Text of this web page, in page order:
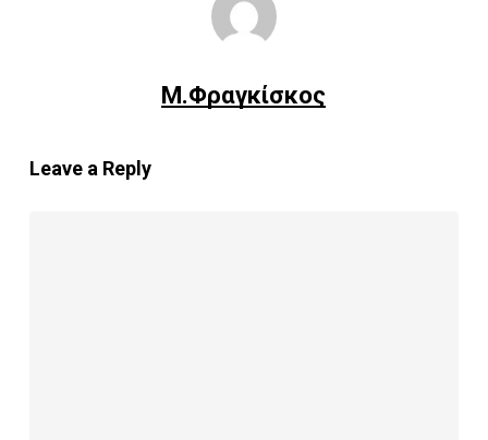
Μ.Φραγκίσκος
Leave a Reply